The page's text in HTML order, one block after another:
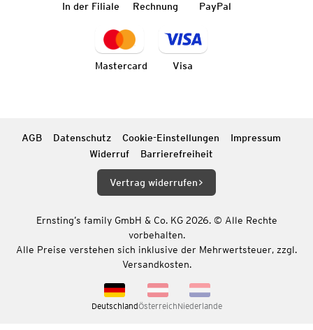
In der Filiale Rechnung PayPal
Mastercard Visa
AGB Datenschutz Cookie-Einstellungen
Impressum
Widerruf
Barrierefreiheit
Vertrag widerrufen
Ernsting’s family GmbH & Co. KG 2026. © Alle Rechte
vorbehalten.
Alle Preise verstehen sich inklusive der Mehrwertsteuer, zzgl.
Versandkosten.
DeutschlandÖsterreichNiederlande